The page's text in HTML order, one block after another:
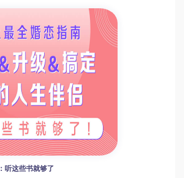
听这些书就够了